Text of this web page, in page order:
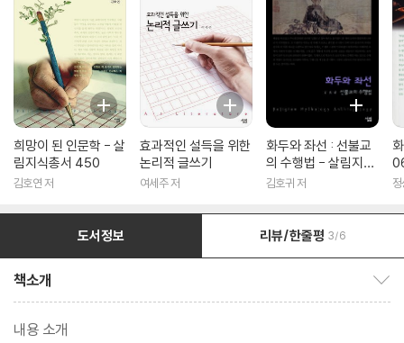
희망이 된 인문학 - 살
림지식총서 450
김호연 저
효과적인 설득을 위한
논리적 글쓰기
여세주 저
화두와 좌선 : 선불교
의 수행법 - 살림지식
총서 316
김호귀 저
도서정보 리뷰/한줄평 3/6
책소개
내용 소개